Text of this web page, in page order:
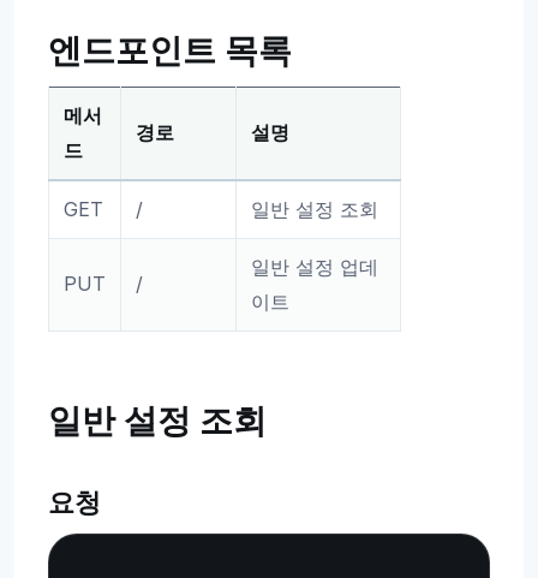
엔드포인트 목록
메서
드
경로 설명
GET / 일반 설정 조회
PUT /
일반 설정 업데
이트
일반 설정 조회
요청